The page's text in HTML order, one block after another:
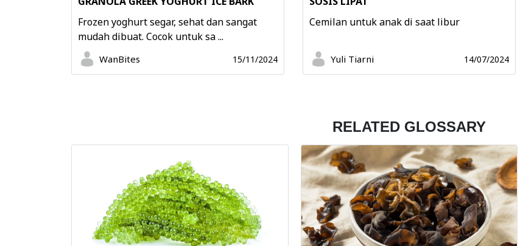
Frozen yoghurt segar, sehat dan sangat
mudah dibuat. Cocok untuk sa ...
WanBites 15/11/2024
Cemilan untuk anak di saat libur
Yuli Tiarni 14/07/2024
RELATED GLOSSARY